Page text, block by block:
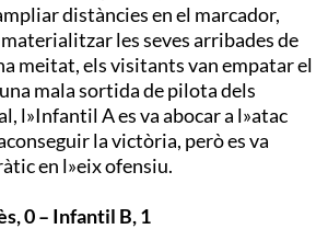
distàncies en el marcador,
les seves arribades de
meitat, els visitants van empatar el
mala sortida de pilota dels
l»Infantil A es va abocar a l»atac
la victòria, però es va
en l»eix ofensiu.
0 – Infantil B, 1